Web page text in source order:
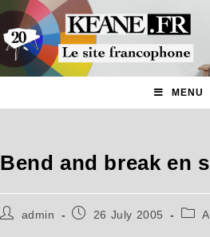
MENU
Bend and break en
admin 26 July 2005